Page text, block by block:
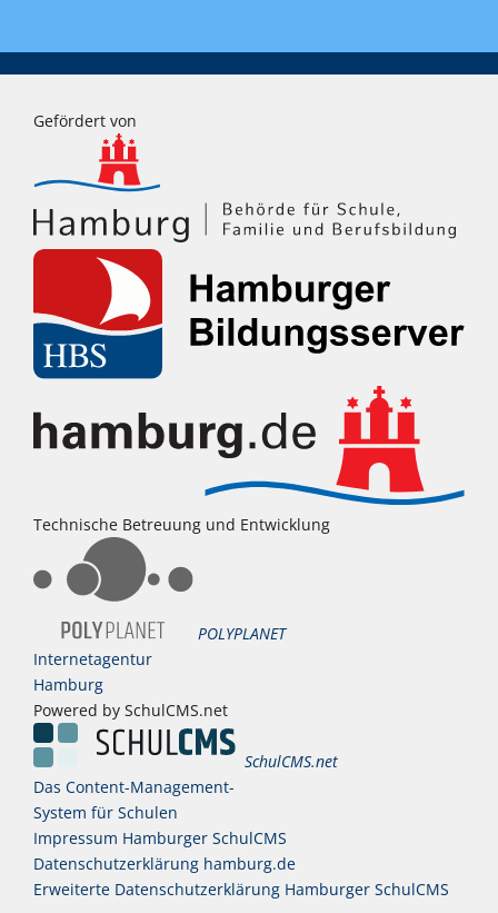
Gefördert von
Technische Betreuung und Entwicklung
POLYPLANET
Internetagentur
Hamburg
Powered by SchulCMS.net
SchulCMS.net
Das Content-Management-
System für Schulen
Impressum Hamburger SchulCMS
Datenschutzerklärung hamburg.de
Erweiterte Datenschutzerklärung Hamburger SchulCMS